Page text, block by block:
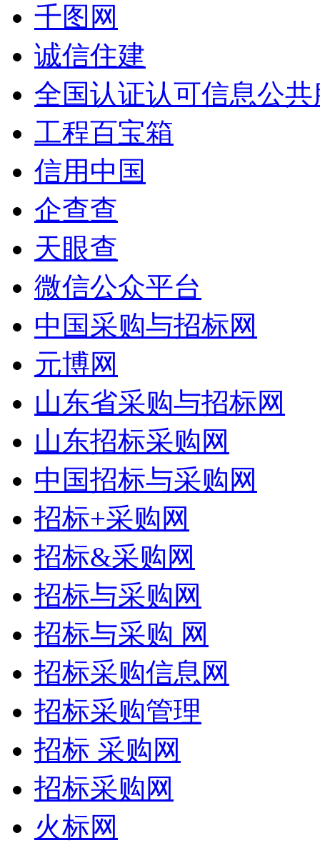
千图网
诚信住建
全国认证认可信息公
工程百宝箱
信用中国
企查查
天眼查
微信公众平台
中国采购与招标网
元博网
山东省采购与招标网
山东招标采购网
中国招标与采购网
招标+采购网
招标&采购网
招标与采购网
招标与采购 网
招标采购信息网
招标采购管理
招标 采购网
招标采购网
火标网